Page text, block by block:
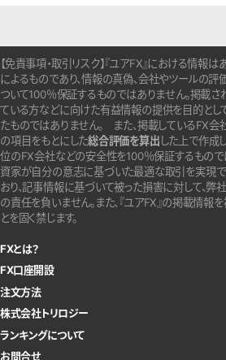
【免責事項・取引リスク】『ユアFX』における情報
によるものであり、情報の真偽、会社やツールの
ついて100％保証するものではありません。掲載さ
ている方などに向けた有益情報の提供を目的とし
たものではありません。 また、掲載しているFX会
の項目をもとにした総合評価を算出 した上で作成
位のFX会社などの安全性を100％保証するもので
資家が自分の意志に基づいた最適な取引を実現で
おり、記事情報に基づいて被った損害に対して、
の責任を負いません。また、『ユアFX』の掲載情報
とを固く禁じます。
FXとは？
FX口座開設
注文方法
株式会社トリロジー
ランキングについて
お問合せ